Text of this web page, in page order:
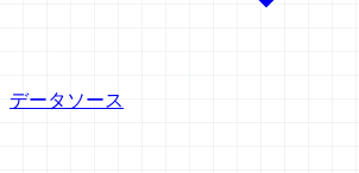
データソース